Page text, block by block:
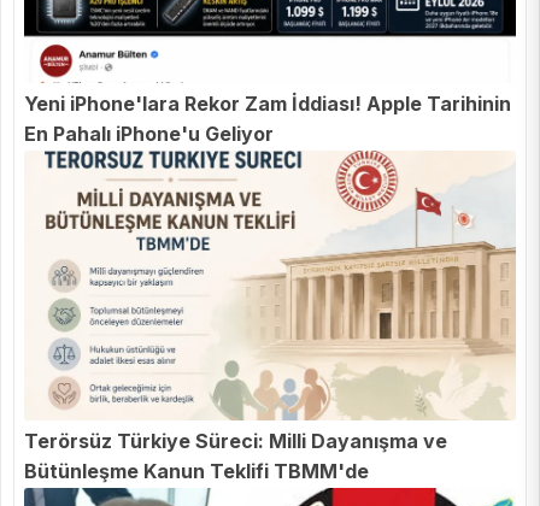
Yeni iPhone'lara Rekor Zam İddiası! Apple Tarihinin
En Pahalı iPhone'u Geliyor
Terörsüz Türkiye Süreci: Milli Dayanışma ve
Bütünleşme Kanun Teklifi TBMM'de